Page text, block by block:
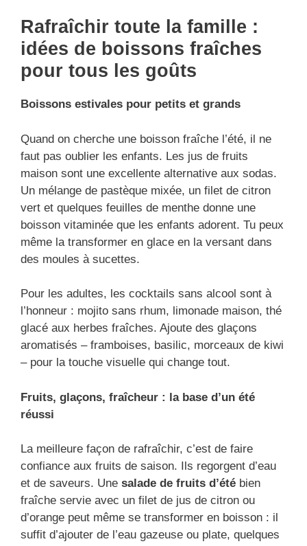
Rafraîchir toute la famille :
idées de boissons fraîches
pour tous les goûts
Boissons estivales pour petits et grands
Quand on cherche une boisson fraîche l’été, il ne
faut pas oublier les enfants. Les jus de fruits
maison sont une excellente alternative aux sodas.
Un mélange de pastèque mixée, un filet de citron
vert et quelques feuilles de menthe donne une
boisson vitaminée que les enfants adorent. Tu peux
même la transformer en glace en la versant dans
des moules à sucettes.
Pour les adultes, les cocktails sans alcool sont à
l’honneur : mojito sans rhum, limonade maison, thé
glacé aux herbes fraîches. Ajoute des glaçons
aromatisés – framboises, basilic, morceaux de kiwi
– pour la touche visuelle qui change tout.
Fruits, glaçons, fraîcheur : la base d’un été
réussi
La meilleure façon de rafraîchir, c’est de faire
confiance aux fruits de saison. Ils regorgent d’eau
et de saveurs. Une salade de fruits d’été bien
fraîche servie avec un filet de jus de citron ou
d’orange peut même se transformer en boisson : il
suffit d’ajouter de l’eau gazeuse ou plate, quelques